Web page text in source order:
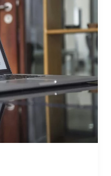
non. Verser
tout en percevant
la taxe
pour la plupart
minimum pour les
Vous
dividende ?
C’est la question
dès que l’activité
dividende ? Les